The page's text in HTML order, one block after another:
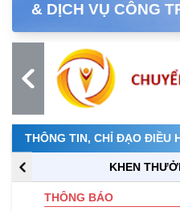
& DỊCH VỤ CÔNG
THÔNG TIN, CHỈ ĐẠO ĐIỀU
KHEN
THÔNG BÁO